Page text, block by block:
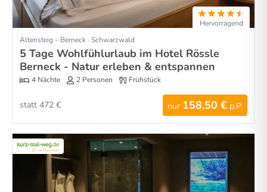
Hervorragend
Altensteig – Berneck · Schwarzwald
5 Tage Wohlfühlurlaub im Hotel Rössle
Berneck - Natur erleben & entspannen
4 Nächte 2 Personen Frühstück
nur 158,50 € p.P.
statt 472 €